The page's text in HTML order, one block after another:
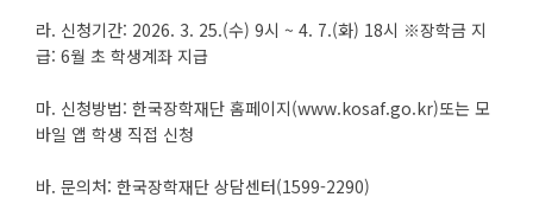
라. 신청기간: 2026. 3. 25.(수) 9시 ~ 4. 7.(화) 18시 ※장학금 지
급: 6월 초 학생계좌 지급
마. 신청방법: 한국장학재단 홈페이지(www.kosaf.go.kr)또는 모
바일 앱 학생 직접 신청
바. 문의처: 한국장학재단 상담센터(1599-2290)